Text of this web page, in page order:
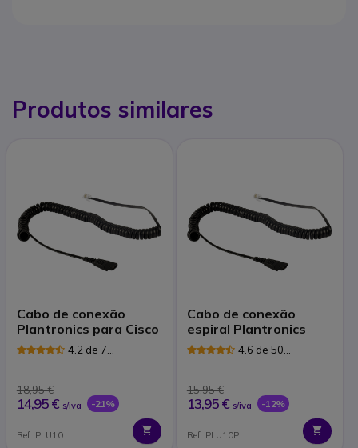
Produtos similares
Cabo de conexão
Plantronics para Cisco
4.2 de 7
18,95 €
14,95 € s/iva -21%
Ref: PLU10
Cabo de conexão
espiral Plantronics
4.6 de 50
15,95 €
13,95 € s/iva -12%
Ref: PLU10P